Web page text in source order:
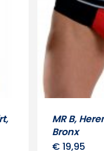
MR B,
Bronx
€ 19,95